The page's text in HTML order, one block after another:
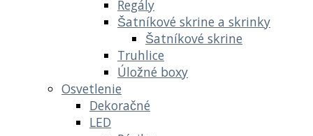
Regály
Šatníkové skrine a skrinky
Šatníkové skrine
Truhlice
Úložné boxy
Osvetlenie
Dekoračné
LED